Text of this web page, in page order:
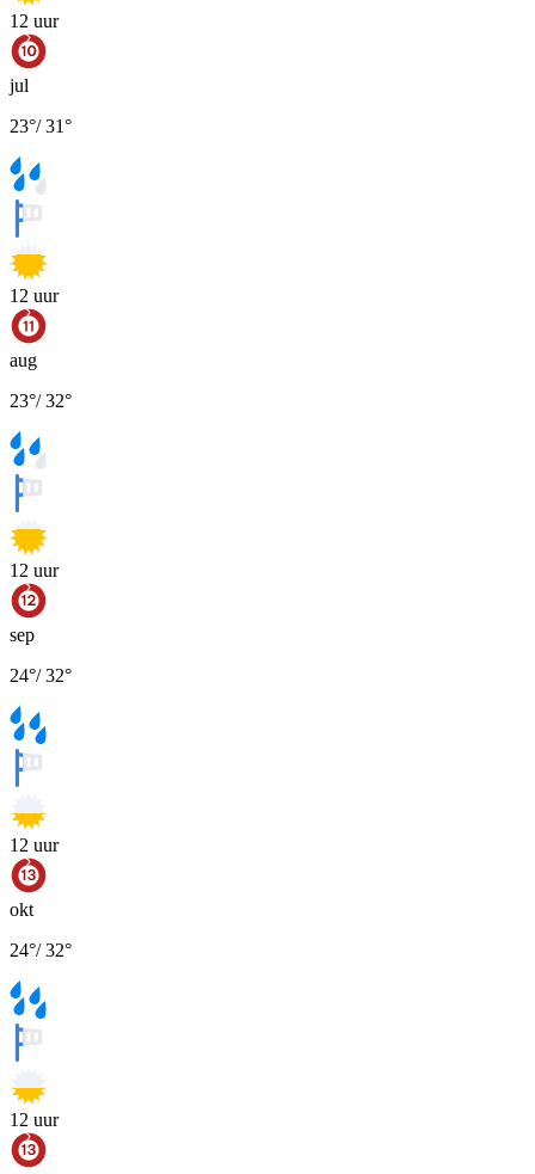
12 uur
jul
23°/31°
12 uur
aug
23°/32°
12 uur
sep
24°/32°
12 uur
okt
24°/32°
12 uur